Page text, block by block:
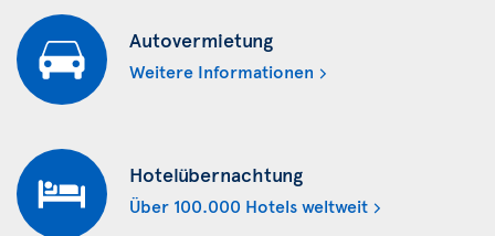
Autovermietung
Weitere Informationen
Hotelübernachtung
Über 100.000 Hotels weltweit